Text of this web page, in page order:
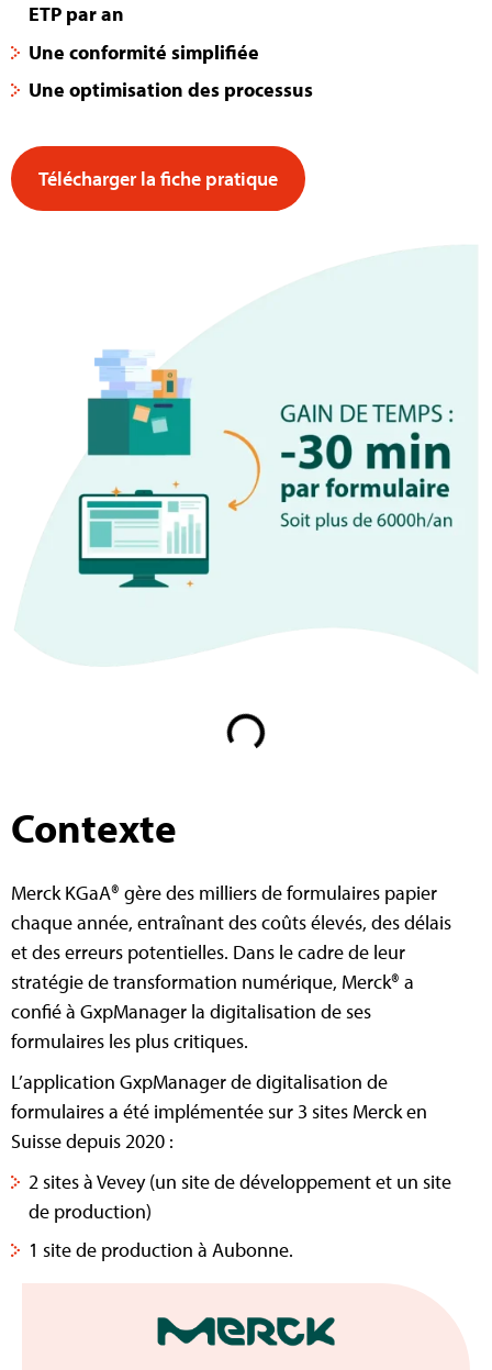
ETP par an
Une conformité simplifiée
Une optimisation des processus
Télécharger la fiche pratique
Contexte
Merck KGaA® gère des milliers de formulaires papier
chaque année, entraînant des coûts élevés, des délais
et des erreurs potentielles. Dans le cadre de leur
stratégie de transformation numérique, Merck® a
confié à GxpManager la digitalisation de ses
formulaires les plus critiques.
L’application GxpManager de digitalisation de
formulaires a été implémentée sur 3 sites Merck en
Suisse depuis 2020 :
2 sites à Vevey (un site de développement et un site
de production)
1 site de production à Aubonne.